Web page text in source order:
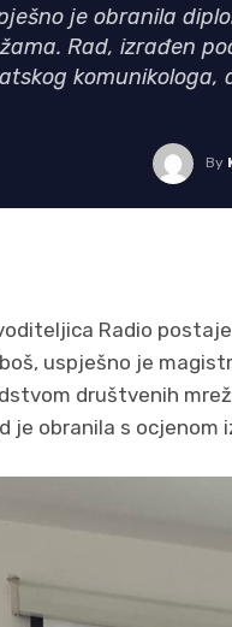
je obranila
Rad, izrađen
komunikologa,
By
Radio
uspješno je
društvenih
je obranila s ocjenom